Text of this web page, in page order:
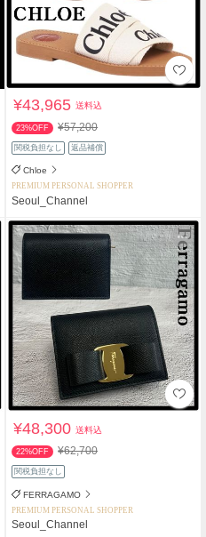
¥43,965送料込
23%OFF ¥57,200
関税負担なし 返品補償
Chloe
PREMIUM PERSONAL SHOPPER
Seoul_Channel
¥48,300送料込
22%OFF ¥62,700
関税負担なし
FERRAGAMO
PREMIUM PERSONAL SHOPPER
Seoul_Channel